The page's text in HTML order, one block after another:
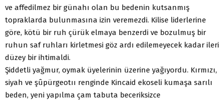
ve affedilmez bir günahı olan bu bedenin kutsanmış
topraklarda bulunmasına izin veremezdi. Kilise liderlerine
göre, kötü bir ruh çürük elmaya benzerdi ve bozulmuş bir
ruhun saf ruhları kirletmesi göz ardı edilemeyecek kadar ileri
düzey bir ihtimaldi.
Şiddetli yağmur, oymak üyelerinin üzerine yağıyordu. Kırmızı,
siyah ve şûpürgeotıı renginde Kincaid ekoseli kumaşa sarılı
beden, yeni yapılma çam tabuta beceriksizce